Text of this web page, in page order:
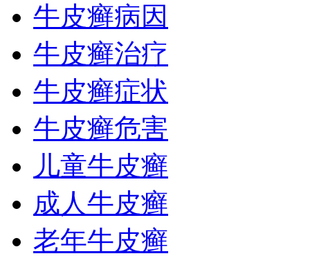
牛皮癣病因
牛皮癣治疗
牛皮癣症状
牛皮癣危害
儿童牛皮癣
成人牛皮癣
老年牛皮癣